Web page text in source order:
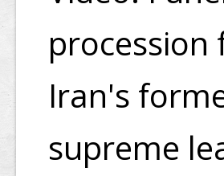
procession
Iran's
supreme